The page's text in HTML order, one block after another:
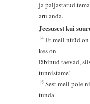
ja paljastatud
aru anda.
Jeesusest kui
14 Et meil nüüd on
kes on
läbinud taevad,
tunnistame!
15 Sest meil pole
tunda